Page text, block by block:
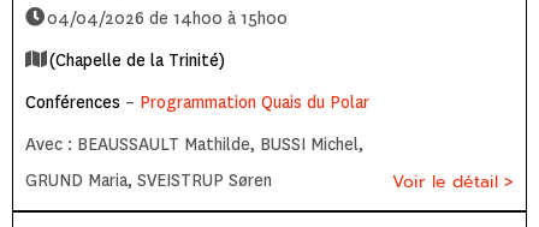
04/04/2026 de 14h00 à 15h00
(Chapelle de la Trinité)
Conférences – Programmation Quais du Polar
Avec : BEAUSSAULT Mathilde, BUSSI Michel,
GRUND Maria, SVEISTRUP Søren
Voir le détail >